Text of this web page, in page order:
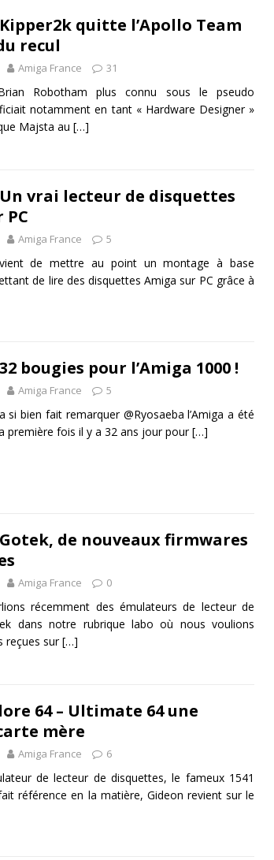
quitte l’Apollo Team
recul
Amiga France 31
Robotham plus connu sous le pseudo
notamment en tant « Hardware Designer »
Majsta au […]
vrai lecteur de disquettes
Amiga France 5
de mettre au point un montage à base
de lire des disquettes Amiga sur PC grâce à
bougies pour l’Amiga 1000 !
Amiga France 5
si bien fait remarquer @Ryosaeba l’Amiga a été
première fois il y a 32 ans jour pour[…]
de nouveaux firmwares
Amiga France 0
récemment des émulateurs de lecteur de
dans notre rubrique labo où nous voulions
reçues sur[…]
64 – Ultimate 64 une
mère
Amiga France 6
de lecteur de disquettes, le fameux 1541
référence en la matière, Gideon revient sur le